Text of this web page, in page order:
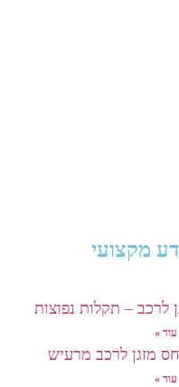
מקצועי
לרכב – תקלות נפוצות
»
מזגן לרכב מרעיש
»